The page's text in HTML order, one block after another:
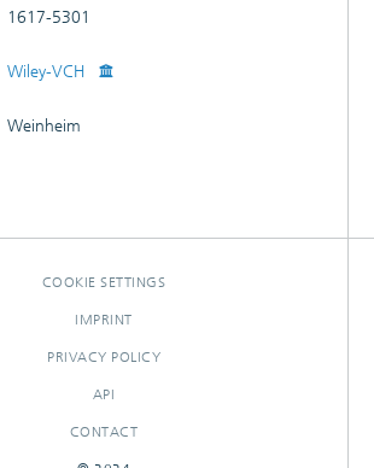
1617-5301
Wiley-VCH
Weinheim
COOKIE SETTINGS
IMPRINT
PRIVACY POLICY
API
CONTACT